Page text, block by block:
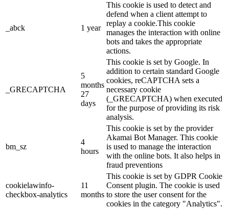
_abck 1 year
This cookie is used to detect and
defend when a client attempt to
replay a cookie.This cookie
manages the interaction with online
bots and takes the appropriate
actions.
_GRECAPTCHA
5
months
27
days
This cookie is set by Google. In
addition to certain standard Google
cookies, reCAPTCHA sets a
necessary cookie
(_GRECAPTCHA) when executed
for the purpose of providing its risk
analysis.
bm_sz
4
hours
This cookie is set by the provider
Akamai Bot Manager. This cookie
is used to manage the interaction
with the online bots. It also helps in
fraud preventions
cookielawinfo-
checkbox-analytics
11
months
This cookie is set by GDPR Cookie
Consent plugin. The cookie is used
to store the user consent for the
cookies in the category "Analytics".